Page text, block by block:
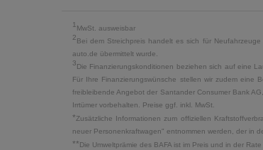
1 MwSt. ausweisbar
2Bei dem Streichpreis handelt es sich für
auto.de übermittelt wurde.
3Die Finanzierungskonditionen beziehen sich auf eine
Für Ihre Finanzierungswünsche stellen wir zudem
freibleibende Angebot der Santander Consumer Bank
Irrtümer vorbehalten. Preise ggf. inkl. MwSt.
*Zusätzliche Informationen zum offiziellen
neuer Personenkraftwagen" entnommen werden, der in
**Die Umweltprämie des BAFA ist im Preis und in der